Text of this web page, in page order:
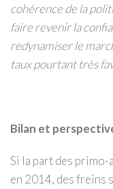
cohérence de la
faire revenir la
redynamiser le
taux pourtant très
Bilan et
Si la part des
en 2014, des freins